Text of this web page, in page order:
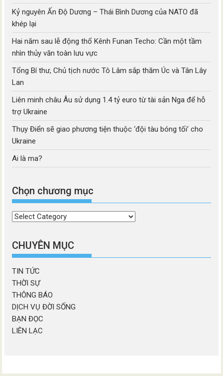
Kỷ nguyên Ấn Độ Dương – Thái Bình Dương của NATO đã
khép lại
Hai năm sau lễ động thổ Kênh Funan Techo: Cần một tầm
nhìn thủy văn toàn lưu vực
Tổng Bí thư, Chủ tịch nước Tô Lâm sắp thăm Úc và Tân Lây
Lan
Liên minh châu Âu sử dụng 1.4 tỷ euro từ tài sản Nga để hỗ
trợ Ukraine
Thụy Điển sẽ giao phương tiện thuộc ‘đội tàu bóng tối’ cho
Ukraine
Ai là ma?
Chọn chương mục
Chọn
mục
CHUYÊN MỤC
TIN TỨC
THỜI SỰ
THÔNG BÁO
DỊCH VỤ ĐỜI SỐNG
BẠN ĐỌC
LIÊN LẠC